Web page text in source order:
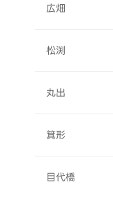
広畑
松渕
丸出
箕形
目代橋